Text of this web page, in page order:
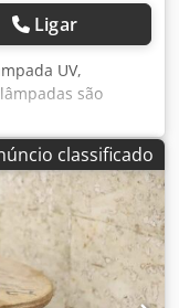
Ligar
UV,
são
UV - Largura de
Aocft T Hoivsr -
CK 110/80 -
3 secadores
Transformadores e
(2x ID13948
400/H630 mm
classificado